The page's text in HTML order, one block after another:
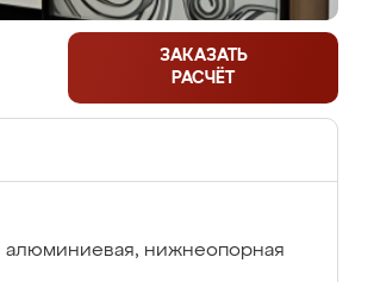
ЗАКАЗАТЬ
РАСЧЁТ
алюминиевая, нижнеопорная